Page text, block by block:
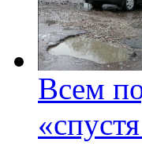
Всем